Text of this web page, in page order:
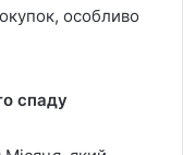
особливо
спаду